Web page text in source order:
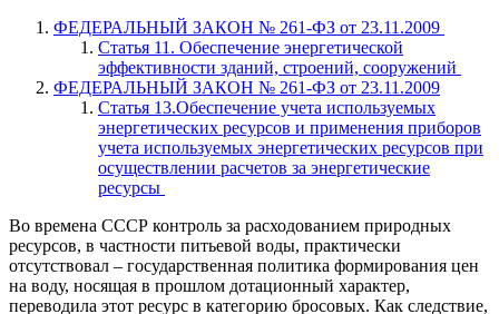
ФЕДЕРАЛЬНЫЙ ЗАКОН № 261-ФЗ от 23.11.2009
Статья 11. Обеспечение энергетической
эффективности зданий, строений, сооружений
ФЕДЕРАЛЬНЫЙ ЗАКОН № 261-ФЗ от 23.11.2009
Статья 13.Обеспечение учета используемых
энергетических ресурсов и применения приборов
учета используемых энергетических ресурсов при
осуществлении расчетов за энергетические
ресурсы
Во времена СССР контроль за расходованием природных
ресурсов, в частности питьевой воды, практически
отсутствовал – государственная политика формирования цен
на воду, носящая в прошлом дотационный характер,
переводила этот ресурс в категорию бросовых. Как следствие,